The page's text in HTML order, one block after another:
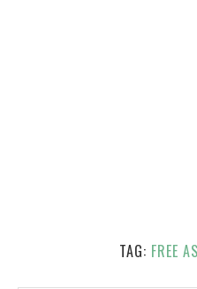
TAG: FREE